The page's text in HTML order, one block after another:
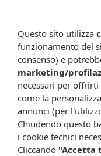
Resta in contatto:
Presta il
parte di
attraverso e-
automatizzati o
operatore), di
Questo sito utilizza
funzionamento del
consenso) e
marketing/
necessari per
come la
annunci (per
Chiudendo questo
i cookie tecnici
Cliccando "Accetta